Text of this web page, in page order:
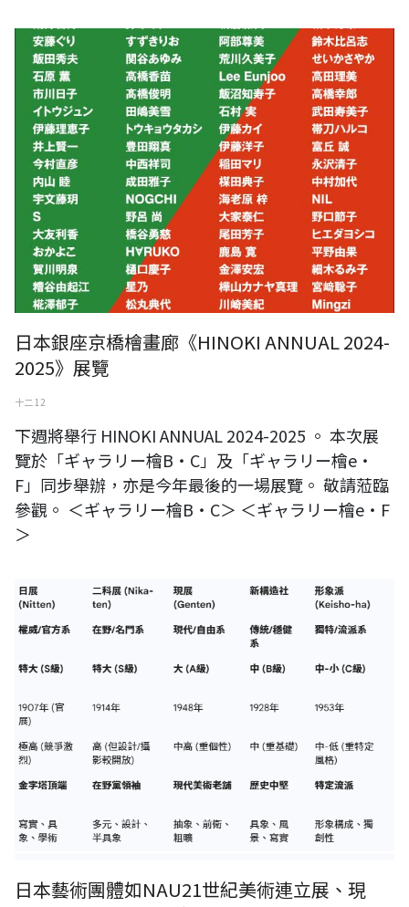
日本銀座京橋檜畫廊《HINOKI ANNUAL 2024-
2025》展覽
十二 12
下週將舉行 HINOKI ANNUAL 2024-2025 。 本次展
覽於「ギャラリー檜B・C」及「ギャラリー檜e・
F」同步舉辦，亦是今年最後的一場展覽。 敬請蒞臨
參觀。 ＜ギャラリー檜B・C＞ ＜ギャラリー檜e・F
＞
日本藝術團體如NAU21世紀美術連立展、現